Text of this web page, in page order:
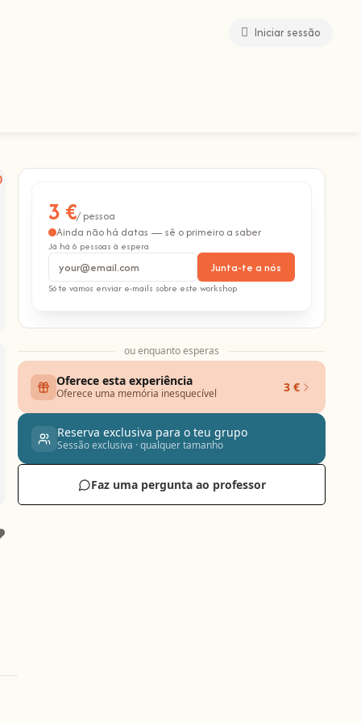
Iniciar sessão
3 €/ pessoa
Ainda não há datas — sê o primeiro a saber
Já há 6 pessoas à espera
Junta-te a nós
Só te vamos enviar e-mails sobre este workshop
ou enquanto esperas
Oferece esta experiência
Oferece uma memória inesquecível 3 €
Reserva exclusiva para o teu grupo
Sessão exclusiva · qualquer tamanho
Faz uma pergunta ao professor